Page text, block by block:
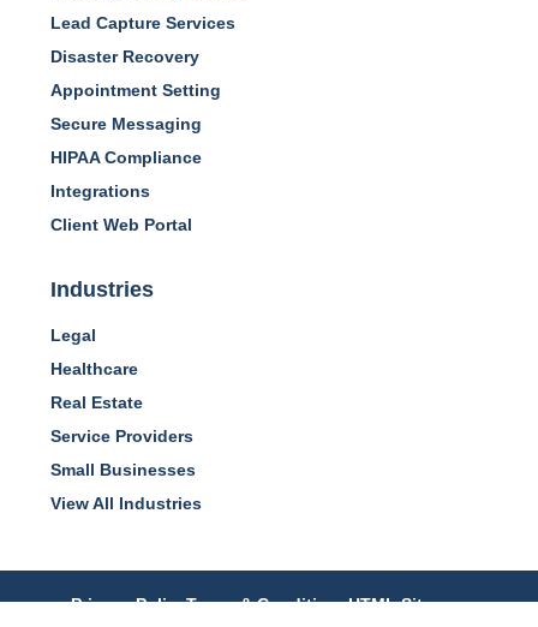
Lead Capture Services
Disaster Recovery
Appointment Setting
Secure Messaging
HIPAA Compliance
Integrations
Client Web Portal
Industries
Legal
Healthcare
Real Estate
Service Providers
Small Businesses
View All Industries
Privacy PolicyTerms & ConditionsHTML Sitemap